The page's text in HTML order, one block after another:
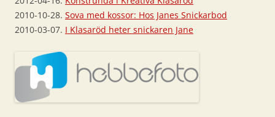
2010-10-28. Sova med kossor: Hos Janes Snickarbod
2010-03-07. I Klasaröd heter snickaren Jane